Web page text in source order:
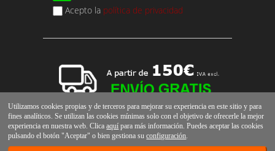
Acepto la política de privacidad
Utilizamos cookies propias y de terceros para mejorar su experiencia en este sitio y para
fines analíticos. Se utilizan las cookies mínimas solo con el objetivo de ofrecerle la mejor
experiencia en nuestra web. Clicaaquí para más información. Puedes aceptar las cookies
pulsando el botón "Aceptar" o bien gestiona suconfiguración.